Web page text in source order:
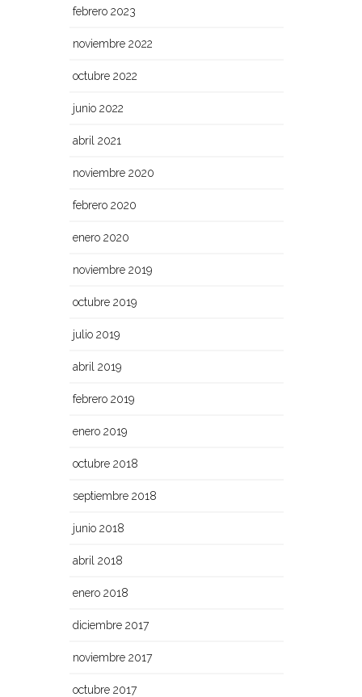
febrero 2023
noviembre 2022
octubre 2022
junio 2022
abril 2021
noviembre 2020
febrero 2020
enero 2020
noviembre 2019
octubre 2019
julio 2019
abril 2019
febrero 2019
enero 2019
octubre 2018
septiembre 2018
junio 2018
abril 2018
enero 2018
diciembre 2017
noviembre 2017
octubre 2017